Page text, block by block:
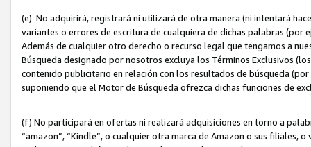
(e) No adquirirá, registrará ni utilizará de otra manera (ni intentará
variantes o errores de escritura de cualquiera de dichas palabras (por
Además de cualquier otro derecho o recurso legal que tengamos a
Búsqueda designado por nosotros excluya los Términos Exclusivos
contenido publicitario en relación con los resultados de búsqueda
suponiendo que el Motor de Búsqueda ofrezca dichas funciones de
(f) No participará en ofertas ni realizará adquisiciones en torno a
“amazon”, “Kindle”, o cualquier otra marca de Amazon o sus filiales,